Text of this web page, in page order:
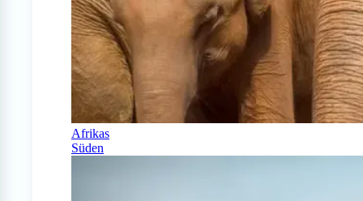
Afrikas
Süden